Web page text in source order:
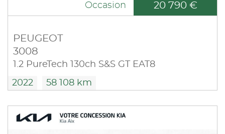
Occasion 20 790 €
PEUGEOT
3008
1.2 PureTech 130ch S&S GT EAT8
2022 58 108 km